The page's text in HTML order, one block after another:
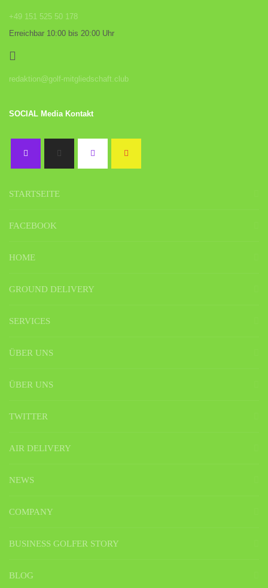
+49 151 525 50 178
Erreichbar 10:00 bis 20:00 Uhr
redaktion@golf-mitgliedschaft.club
SOCIAL Media Kontakt
STARTSEITE
FACEBOOK
HOME
GROUND DELIVERY
SERVICES
ÜBER UNS
ÜBER UNS
TWITTER
AIR DELIVERY
NEWS
COMPANY
BUSINESS GOLFER STORY
BLOG